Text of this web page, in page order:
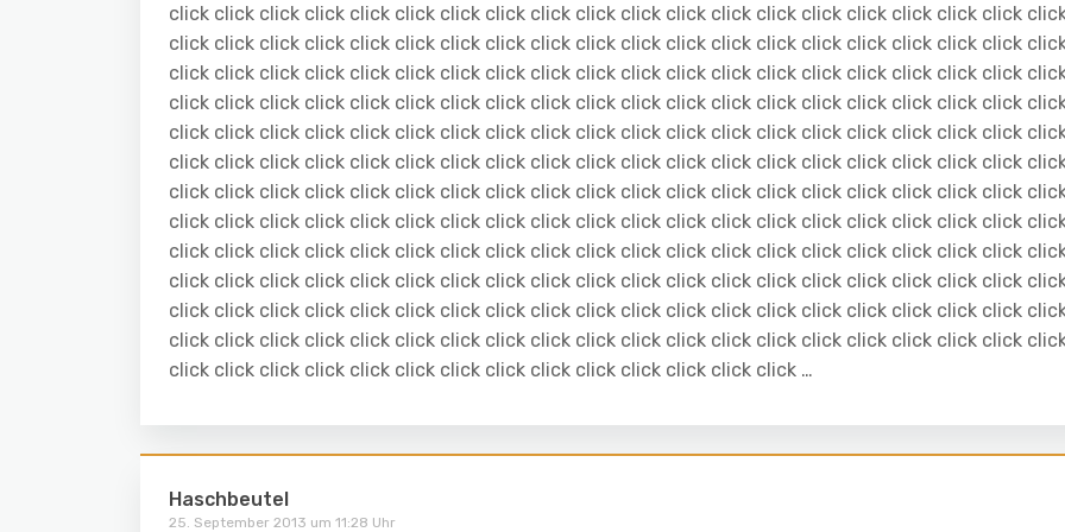
click click click click click click click click click click click click click click click click click click click
click click click click click click click click click click click click click click click click click click click
click click click click click click click click click click click click click click click click click click click
click click click click click click click click click click click click click click click click click click click
click click click click click click click click click click click click click click click click click click click
click click click click click click click click click click click click click click click click click click click
click click click click click click click click click click click click click click click click click click click
click click click click click click click click click click click click click click click click click click click
click click click click click click click click click click click click click click click click click click click
click click click click click click click click click click click click click click click click click click click
click click click click click click click click click click click click click click click click click click click
click click click click click click click click click click click click click click click click click click click
click click click click click click click click click click click click click click …
Haschbeutel
25. September 2013 um 11:28 Uhr